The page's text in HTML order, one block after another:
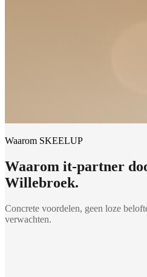
Waarom SKEELUP
Waarom it-partner
Willebroek.
Concrete voordelen, geen loze
verwachten.